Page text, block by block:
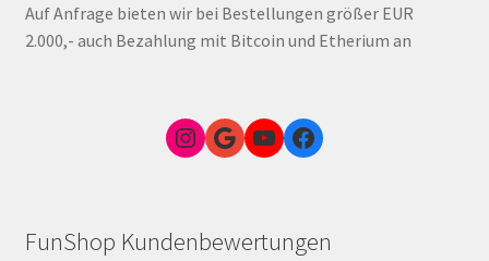
Auf Anfrage bieten wir bei Bestellungen größer EUR
2.000,- auch Bezahlung mit Bitcoin und Etherium an
Instagram
Google Link zum FunShop WienYouTubeFacebook
FunShop Kundenbewertungen